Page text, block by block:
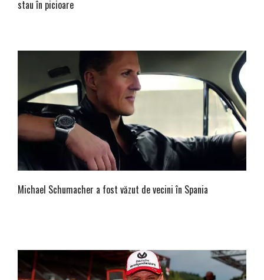
stau în picioare
Michael Schumacher a fost văzut de vecini în Spania